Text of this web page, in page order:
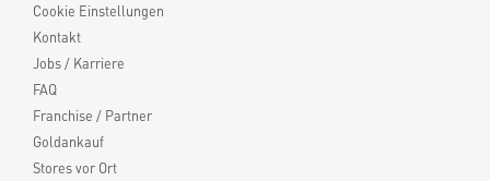
Cookie Einstellungen
Kontakt
Jobs / Karriere
FAQ
Franchise / Partner
Goldankauf
Stores vor Ort